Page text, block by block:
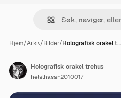
Hjem/Arkiv/Bilder/Holografisk orakel t…
Holografisk orakel trehus
helalhasan2010017